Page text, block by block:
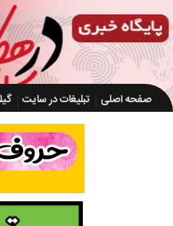
صفحه اصلی تبلیغات در سایت